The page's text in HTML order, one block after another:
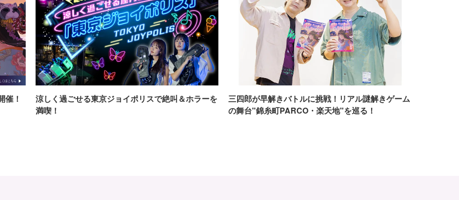
催！
涼しく過ごせる東京ジョイポリスで絶叫＆ホラーを
満喫！
三四郎が早解きバトルに挑戦！リアル謎解きゲーム
の舞台"錦糸町PARCO・楽天地"を巡る！